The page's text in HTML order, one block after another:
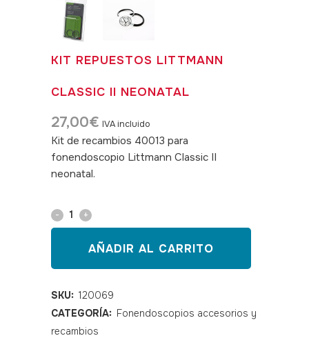
KIT REPUESTOS LITTMANN
CLASSIC II NEONATAL
27,00€ IVA incluido
Kit de recambios 40013 para
fonendoscopio Littmann Classic II
neonatal.
Kit
repuestos
Littmann
Classic
II
AÑADIR AL CARRITO
SKU: 120069
CATEGORÍA: Fonendoscopios accesorios y
recambios